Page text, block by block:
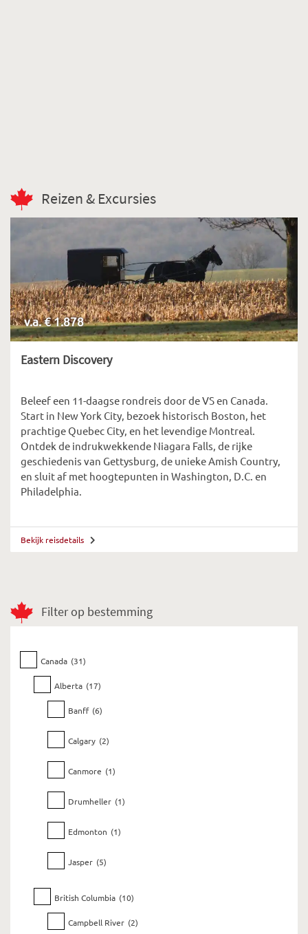
Filter op bestemming
Canada (31)
Alberta (17)
Banff (6)
Calgary (2)
Canmore (1)
Drumheller (1)
Edmonton (1)
Jasper (5)
British Columbia (10)
Campbell River (2)
Reizen & Excursies
v.a. € 1.878
Eastern Discovery
Beleef een 11-daagse rondreis door de VS en Canada.
Start in New York City, bezoek historisch Boston, het
prachtige Quebec City, en het levendige Montreal.
Ontdek de indrukwekkende Niagara Falls, de rijke
geschiedenis van Gettysburg, de unieke Amish Country,
en sluit af met hoogtepunten in Washington, D.C. en
Philadelphia.
Bekijk reisdetails